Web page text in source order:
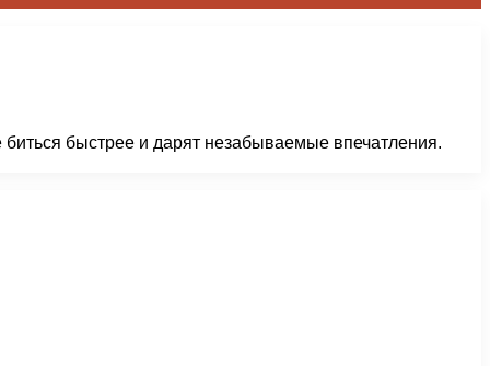
быстрее и дарят незабываемые впечатления.